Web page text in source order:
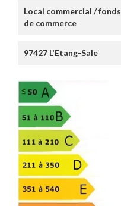
Local commercial / fonds
de commerce
97427 L'Etang-Sale